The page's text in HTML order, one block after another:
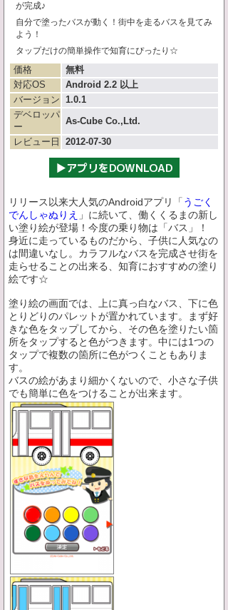
が完成♪
自分で塗ったバスが動く！街中を走るバスを見てみ
よう！
タップだけの簡単操作で知育にぴったり☆
価格
無料
対応OS
Android 2.2 以上
バージョン
1.0.1
デベロッパ
ー
As-Cube Co.,Ltd.
レビュー日 2012-07-30
リリース以来大人気のAndroidアプリ「 うごく
でんしゃぬりえ 」に続いて、働くくるまの新し
い塗り絵が登場！今度の乗り物は「バス」！
身近に走っているものだから、子供に人気なの
は間違いなし。カラフルなバスを完成させ街を
走らせることの出来る、知育におすすめの塗り
絵です☆
塗り絵の画面では、上に真っ白なバス、下に色
とりどりのパレットが置かれています。まず好
きな色をタップしてから、その色を塗りたい箇
所をタップすると色がつきます。中には1つの
タップで複数の箇所に色がつくこともありま
す。
バスの絵があまり細かくないので、小さな子供
でも簡単に色をつけることが出来ます。